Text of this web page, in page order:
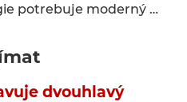
potrebuje moderný …
dvouhlavý